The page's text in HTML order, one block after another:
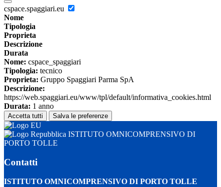
cspace.spaggiari.eu
Nome
Tipologia
Proprieta
Descrizione
Durata
Nome: cspace_spaggiari
Tipologia: tecnico
Proprieta: Gruppo Spaggiari Parma SpA
Descrizione:
https://web.spaggiari.eu/www/tpl/default/informativa_cookies.html
Durata: 1 anno
Accetta tutti Salva le preferenze
ISTITUTO OMNICOMPRENSIVO DI
PORTO TOLLE
Contatti
ISTITUTO OMNICOMPRENSIVO DI PORTO TOLLE